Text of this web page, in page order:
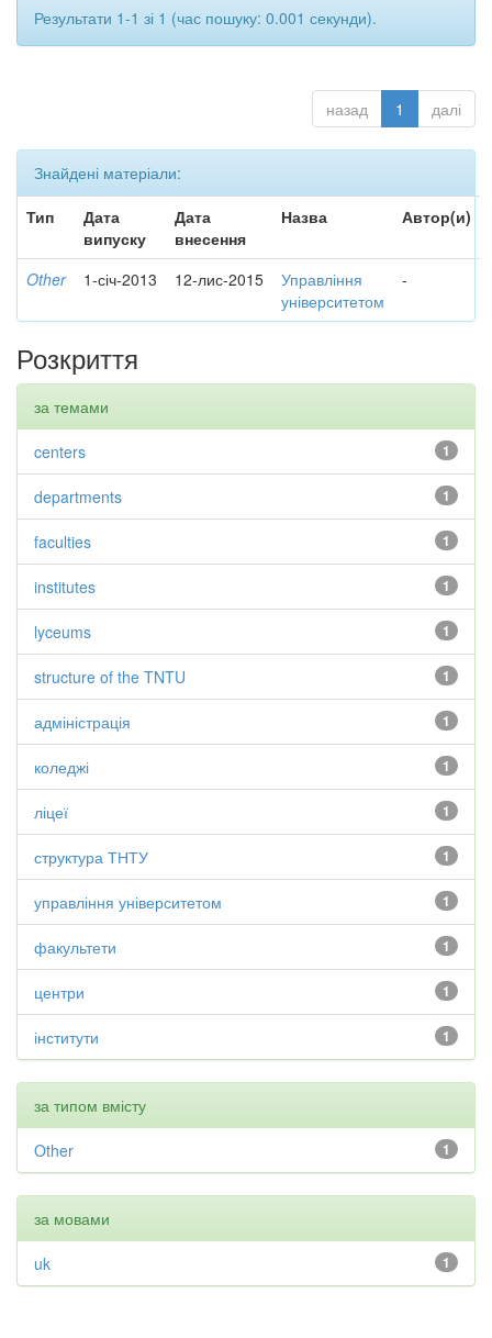
Результати 1-1 зі 1 (час пошуку: 0.001 секунди).
назад 1 далі
Знайдені матеріали:
Тип
Дата
випуску
Дата
внесення
Назва Автор(и)
Other 1-січ-2013 12-лис-2015
Управління
університетом
-
Розкриття
за темами
1
centers
1
departments
1
faculties
1
institutes
1
lyceums
1
structure of the TNTU
1
адміністрація
1
коледжі
1
ліцеї
1
структура ТНТУ
1
управління університетом
1
факультети
1
центри
1
інститути
за типом вмісту
1
Other
за мовами
1
uk